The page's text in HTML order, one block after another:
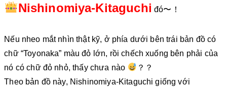
Nishinomiya-Kitaguchi đó〜！
Nếu nheo mắt nhìn thật kỹ, ở phía dưới bên trái bản đồ có
chữ “Toyonaka” màu đỏ lớn, rồi chếch xuống bên phải của
nó có chữ đỏ nhỏ, thấy chưa nào
？？
Theo bản đồ này, Nishinomiya-Kitaguchi giống với